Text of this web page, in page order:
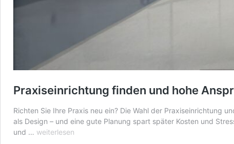
Praxiseinrichtung finden und hohe
Richten Sie Ihre Praxis neu ein? Die Wahl der Praxiseinrichtung
als Design – und eine gute Planung spart später Kosten und
und … Praxiseinrichtung
weiterlesen